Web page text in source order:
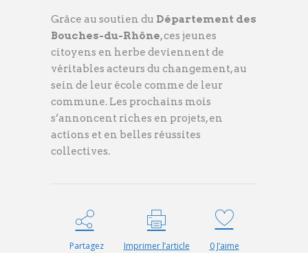
Grâce au soutien du Département des
Bouches-du-Rhône, ces jeunes
citoyens en herbe deviennent de
véritables acteurs du changement, au
sein de leur école comme de leur
commune. Les prochains mois
s’annoncent riches en projets, en
actions et en belles réussites
collectives.
Partagez Imprimer l’article 0J’aime